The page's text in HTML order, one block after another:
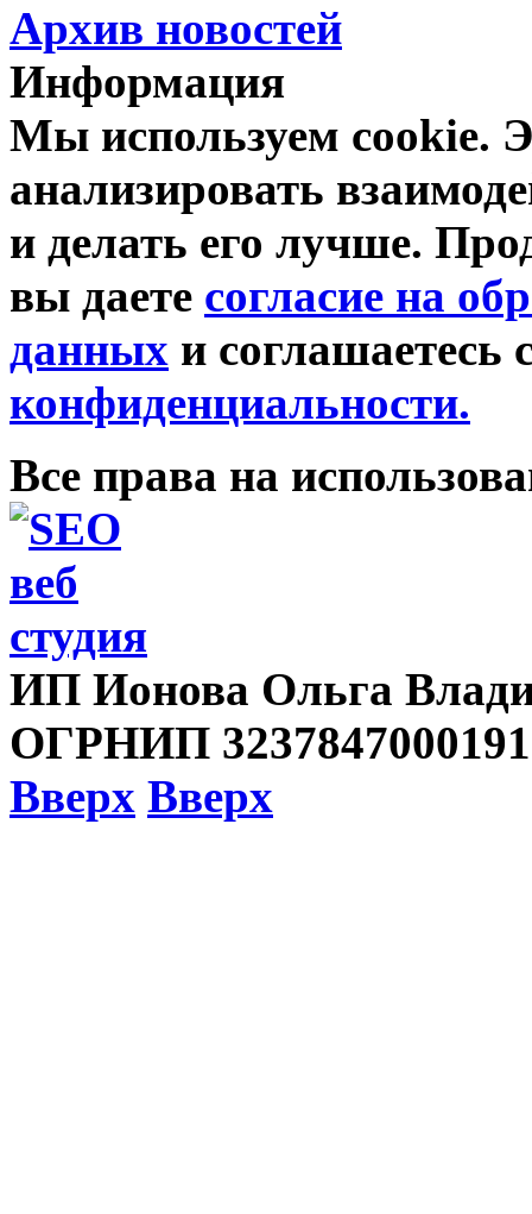
Архив новостей
Информация
Мы используем cookie.
анализировать
и делать его лучше.
вы даете согласие на
данных и соглашаетесь
конфиденциальности.
Все права на
ИП Ионова Ольга
ОГРНИП
Вверх Вверх